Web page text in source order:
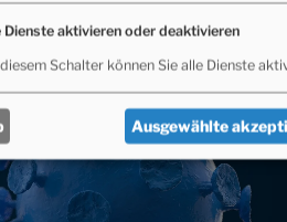
Dienste aktivieren oder deaktivieren
Schalter können Sie alle Dienste
Ausgewählte